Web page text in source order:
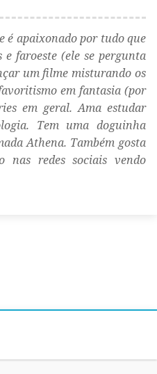
é apaixonado por tudo que
e faroeste (ele se pergunta
um filme misturando os
em fantasia (por
em geral. Ama estudar
Tem uma doguinha
Athena. Também gosta
nas redes sociais vendo